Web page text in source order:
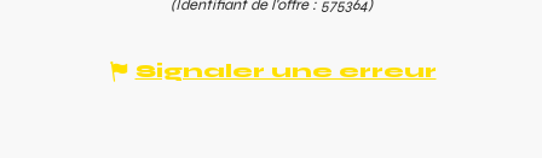
(Identifiant de l'offre : 575364)
Signaler une erreur